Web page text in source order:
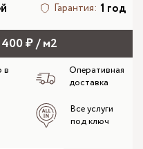
Гарантия: 1 год
₽ / м2
в
Оперативная
доставка
Все услуги
под ключ